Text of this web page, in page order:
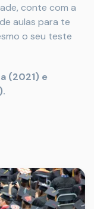
conte com a
aulas para te
o seu teste
(2021) e